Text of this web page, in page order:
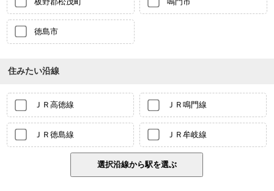
徳島市
住みたい沿線
ＪＲ高徳線 ＪＲ鳴門線
ＪＲ徳島線 ＪＲ牟岐線